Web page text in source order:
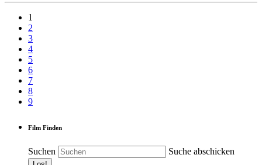
1
2
3
4
5
6
7
8
9
Film Finden
Suchen Suche abschicken